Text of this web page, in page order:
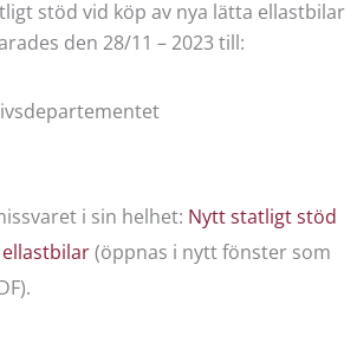
stöd vid köp av nya lätta ellastbilar
den 28/11 – 2023 till:
i sin helhet: Nytt statligt stöd
(öppnas i nytt fönster som